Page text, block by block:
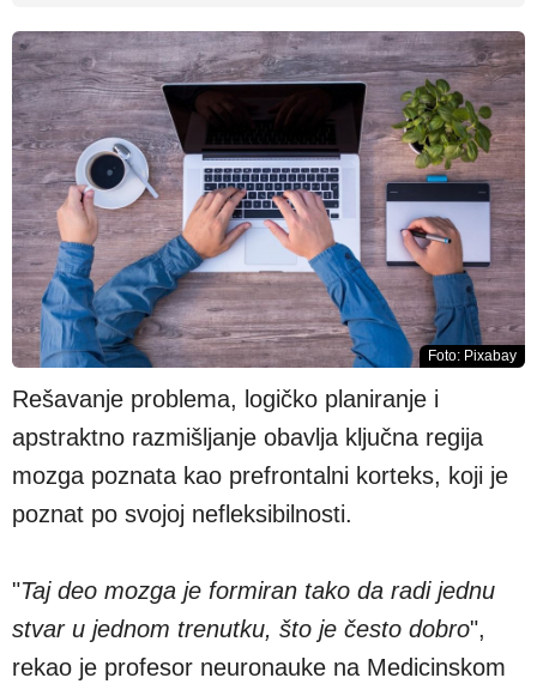
Foto: Pixabay
Rešavanje problema, logičko planiranje i
apstraktno razmišljanje obavlja ključna regija
mozga poznata kao prefrontalni korteks, koji je
poznat po svojoj nefleksibilnosti.
"Taj deo mozga je formiran tako da radi jednu
stvar u jednom trenutku, što je često dobro",
rekao je profesor neuronauke na Medicinskom